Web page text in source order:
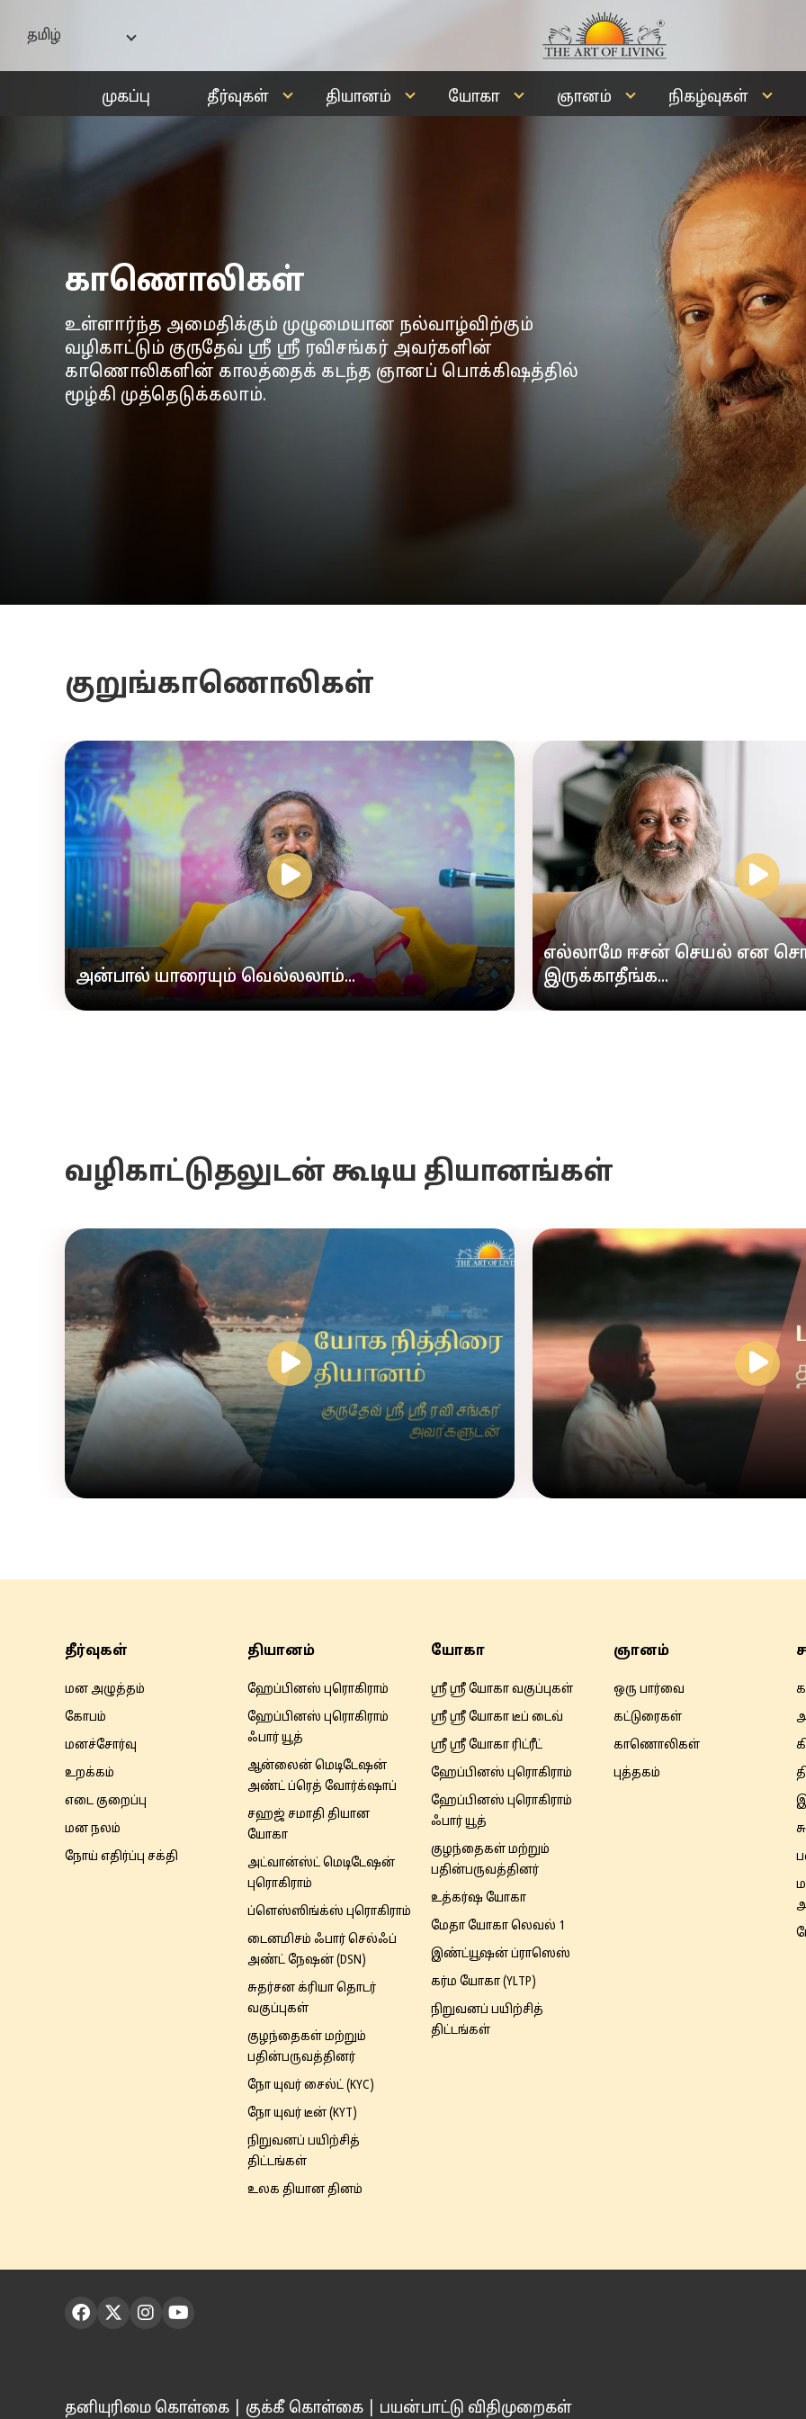
தமிழ்
India - English
हिन्दी
தமிழ்
తెలుగు
முகப்பு தீர்வுகள் தியானம் யோகா ஞானம் நிகழ்வுகள்
காணொலிகள்
உள்ளார்ந்த அமைதிக்கும் முழுமையான நல்வாழ்விற்கும்
வழிகாட்டும் குருதேவ் ஸ்ரீ ஸ்ரீ ரவிசங்கர் அவர்களின்
காணொலிகளின் காலத்தைக் கடந்த ஞானப் பொக்கிஷத்தில்
மூழ்கி முத்தெடுக்கலாம்.
குறுங்காணொலிகள்
அன்பால் யாரையும் வெல்லலாம்...
எல்லாமே ஈசன் செயல் என
இருக்காதீங்க...
வழிகாட்டுதலுடன் கூடிய தியானங்கள்
தீர்வுகள்
மன அழுத்தம்
கோபம்
மனச்சோர்வு
உறக்கம்
எடை குறைப்பு
மன நலம்
நோய் எதிர்ப்பு சக்தி
தியானம்
ஹேப்பினஸ் புரொகிராம்
ஹேப்பினஸ் புரொகிராம்
ஃபார் யூத்
ஆன்லைன் மெடிடேஷன்
அண்ட் ப்ரெத் வோர்க்‌ஷாப்
சஹஜ் சமாதி தியான
யோகா
அட்வான்ஸ்ட் மெடிடேஷன்
புரொகிராம்
ப்ளெஸ்ஸிங்க்ஸ் புரொகிராம்
டைனமிசம் ஃபார் செல்ஃப்
அண்ட் நேஷன் (DSN)
சுதர்சன க்ரியா தொடர்
வகுப்புகள்
குழந்தைகள் மற்றும்
பதின்பருவத்தினர்
நோ யுவர் சைல்ட் (KYC)
நோ யுவர் டீன் (KYT)
நிறுவனப் பயிற்சித்
திட்டங்கள்
உலக தியான தினம்
யோகா
ஸ்ரீ ஸ்ரீ யோகா வகுப்புகள்
ஸ்ரீ ஸ்ரீ யோகா டீப் டைவ்
ஸ்ரீ ஸ்ரீ யோகா ரிட்ரீட்
ஹேப்பினஸ் புரொகிராம்
ஹேப்பினஸ் புரொகிராம்
ஃபார் யூத்
குழந்தைகள் மற்றும்
பதின்பருவத்தினர்
உத்கர்ஷ யோகா
மேதா யோகா லெவல் 1
இண்ட்யூஷன் ப்ராஸெஸ்
கர்ம யோகா (YLTP)
நிறுவனப் பயிற்சித்
திட்டங்கள்
ஞானம்
ஒரு பார்வை
கட்டுரைகள்
காணொலிகள்
புத்தகம்
தனியுரிமை கொள்கை குக்கீ கொள்கை பயன்பாட்டு விதிமுறைகள்